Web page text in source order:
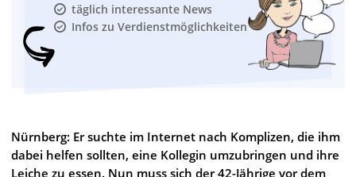
täglich interessante News
Infos zu Verdienstmöglichkeiten
Nürnberg: Er suchte im Internet nach Komplizen, die ihm
dabei helfen sollten, eine Kollegin umzubringen und ihre
Leiche zu essen. Nun muss sich der 42-Jährige vor dem